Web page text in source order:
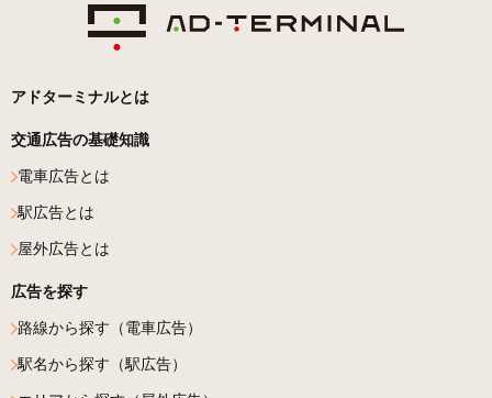
アドターミナルとは
交通広告の基礎知識
電車広告とは
駅広告とは
屋外広告とは
広告を探す
路線から探す（電車広告）
駅名から探す（駅広告）